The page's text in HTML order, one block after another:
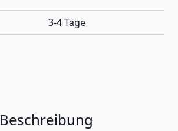
3-4 Tage
Beschreibung